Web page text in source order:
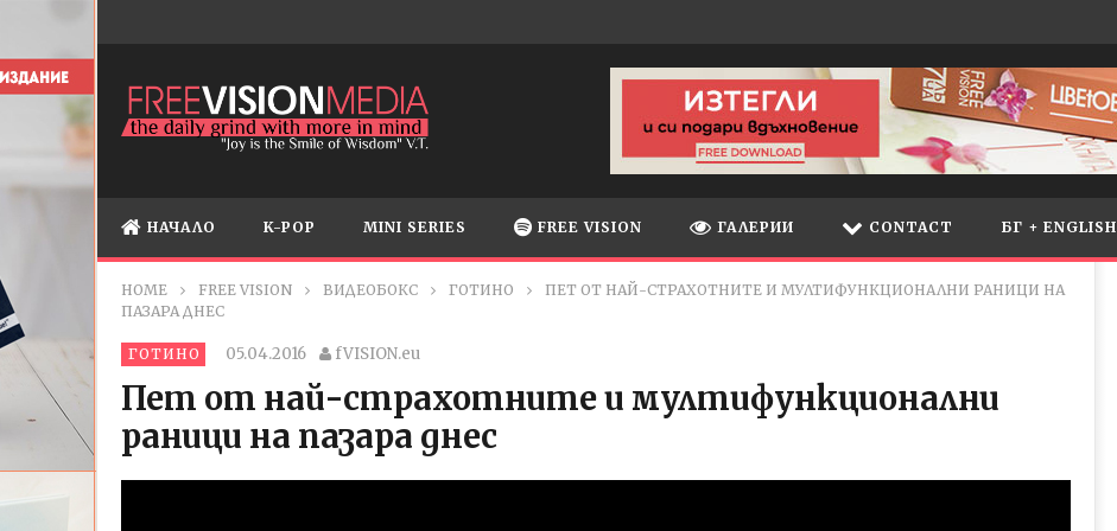
НАЧАЛО K-POP MINI SERIES FREE VISION ГАЛЕРИИ CONTACT БГ + ENGLISH
HOME FREE VISION ВИДЕОБОКС ГОТИНО
ПЕТ ОТ НАЙ-СТРАХОТНИТЕ И МУЛТИФУНКЦИОНАЛНИ РАНИЦИ НА
ПАЗАРА ДНЕС
ГОТИНО 05.04.2016 fVISION.eu
Пет от най-страхотните и мултифункционални
раници на пазара днес